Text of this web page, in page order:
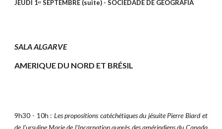
JEUDI 1er SEPTEMBRE (suite) - SOCIEDADE DE GEOGRAFIA
SALA ALGARVE
AMERIQUE DU NORD ET BRÉSIL
9h30 - 10h : Les propositions catéchétiques du jésuite Pierre Biard et
de l’ursuline Marie de l’Incarnation auprès des amérindiens du Canada